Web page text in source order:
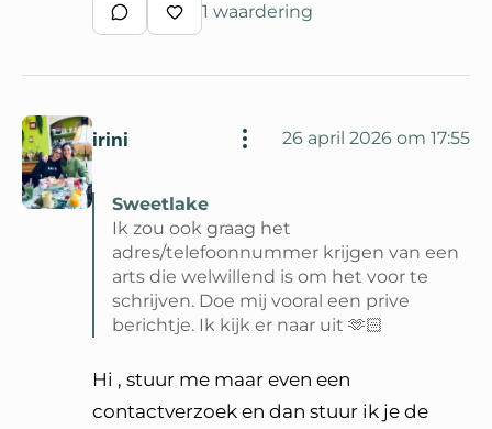
Schrijf een reactie
Waardeer reactie
1 waardering
irini 26 april 2026 om 17:55
Sweetlake
Ik zou ook graag het
adres/telefoonnummer krijgen van een
arts die welwillend is om het voor te
schrijven. Doe mij vooral een prive
berichtje. Ik kijk er naar uit 🫶🏻
Hi , stuur me maar even een
contactverzoek en dan stuur ik je de